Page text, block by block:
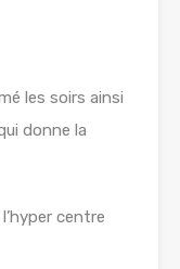
les soirs ainsi
donne la
centre